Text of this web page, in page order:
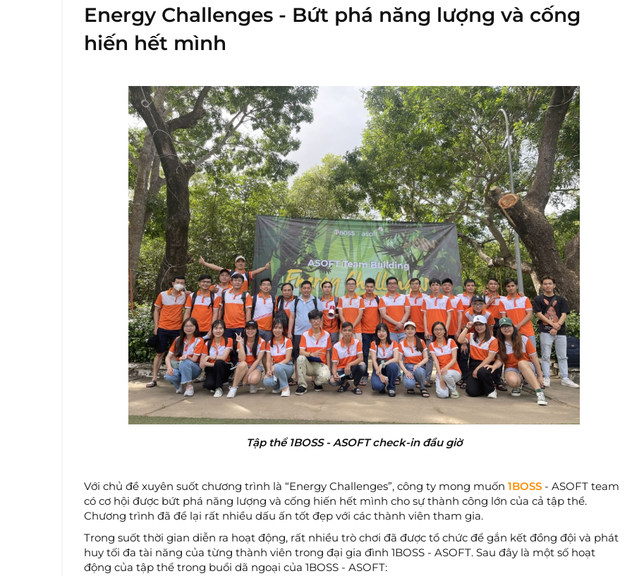
Energy Challenges - Bứt phá năng lượng và cống
hiến hết mình
Tập thể 1BOSS - ASOFT check-in đầu giờ
Với chủ đề xuyên suốt chương trình là “Energy Challenges”, công ty mong muốn 1BOSS- ASOFT team
có cơ hội được bứt phá năng lượng và cống hiến hết mình cho sự thành công lớn của cả tập thể.
Chương trình đã để lại rất nhiều dấu ấn tốt đẹp với các thành viên tham gia.
Trong suốt thời gian diễn ra hoạt động, rất nhiều trò chơi đã được tổ chức để gắn kết đồng đội và phát
huy tối đa tài năng của từng thành viên trong đại gia đình 1BOSS - ASOFT. Sau đây là một số hoạt
động của tập thể trong buổi dã ngoại của 1BOSS - ASOFT: